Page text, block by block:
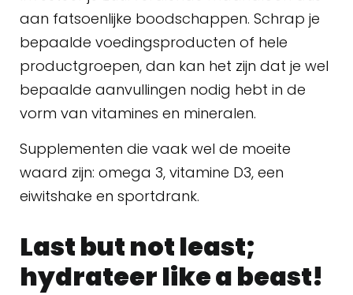
aan fatsoenlijke boodschappen. Schrap je
bepaalde voedingsproducten of hele
productgroepen, dan kan het zijn dat je wel
bepaalde aanvullingen nodig hebt in de
vorm van vitamines en mineralen.
Supplementen die vaak wel de moeite
waard zijn: omega 3, vitamine D3, een
eiwitshake en sportdrank.
Last but not least;
hydrateer like a beast!